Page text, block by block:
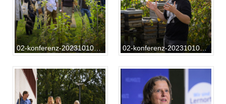
02-konferenz-20231010-RF-01-077 02-konferenz-20231010-RF-01-101